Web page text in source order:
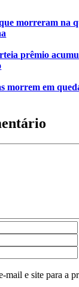
morreram na
prêmio
morrem em
mail e site para a